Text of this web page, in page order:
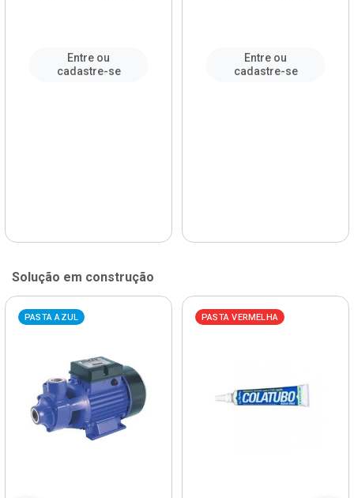
Entre ou
cadastre-se
Entre ou
cadastre-se
Solução em construção
PASTA AZUL PASTA VERMELHA